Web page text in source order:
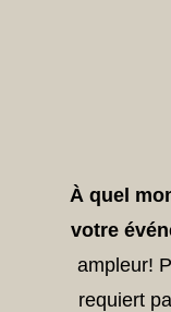
À quel
votre
ampleur!
requiert